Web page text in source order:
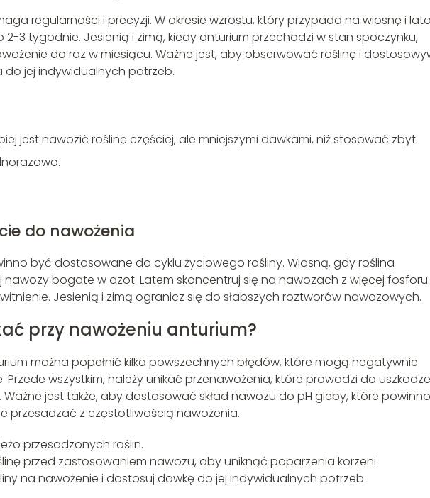
regularności i precyzji. W okresie wzrostu, który przypada na wiosnę i
2-3 tygodnie. Jesienią i zimą, kiedy anturium przechodzi w stan spoczynku,
do raz w miesiącu. Ważne jest, aby obserwować roślinę i
jej indywidualnych potrzeb.
jest nawozić roślinę częściej, ale mniejszymi dawkami, niż stosować zbyt
do nawożenia
być dostosowane do cyklu życiowego rośliny. Wiosną, gdy roślina
nawozy bogate w azot. Latem skoncentruj się na nawozach z więcej fosforu
Jesienią i zimą ogranicz się do słabszych roztworów nawozowych.
przy nawożeniu anturium?
można popełnić kilka powszechnych błędów, które mogą negatywnie
Przede wszystkim, należy unikać przenawożenia, które prowadzi do
Ważne jest także, aby dostosować skład nawozu do pH gleby, które powinno
przesadzać z częstotliwością nawożenia.
przesadzonych roślin.
przed zastosowaniem nawozu, aby uniknąć poparzenia korzeni.
na nawożenie i dostosuj dawkę do jej indywidualnych potrzeb.